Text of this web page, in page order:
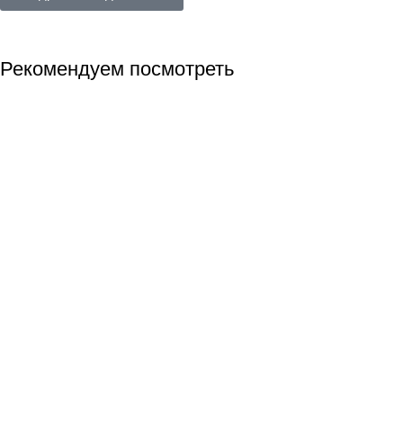
Рекомендуем посмотреть